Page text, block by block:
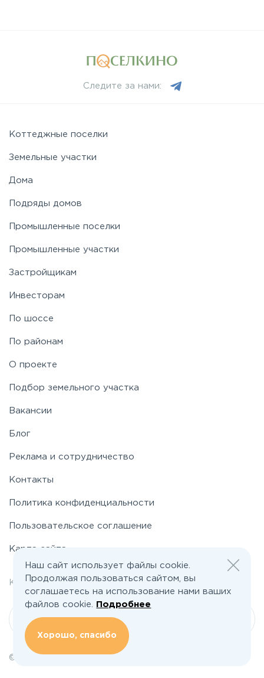
Следите за нами:
Коттеджные поселки
Земельные участки
Дома
Подряды домов
Промышленные поселки
Промышленные участки
Застройщикам
Инвесторам
По шоссе
По районам
О проекте
Подбор земельного участка
Вакансии
Блог
Реклама и сотрудничество
Контакты
Политика конфиденциальности
Пользовательское соглашение
Карта сайта
Контакты: welcome@poselkino.ru
Написать нам
© 2026 Все права защищены | poselkino.ru
Наш сайт использует файлы cookie.
Продолжая пользоваться сайтом, вы
соглашаетесь на использование нами ваших
файлов cookie.
Подробнее
Хорошо, спасибо